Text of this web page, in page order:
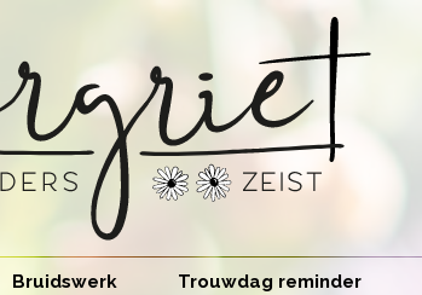
Bruidswerk Trouwdag reminder